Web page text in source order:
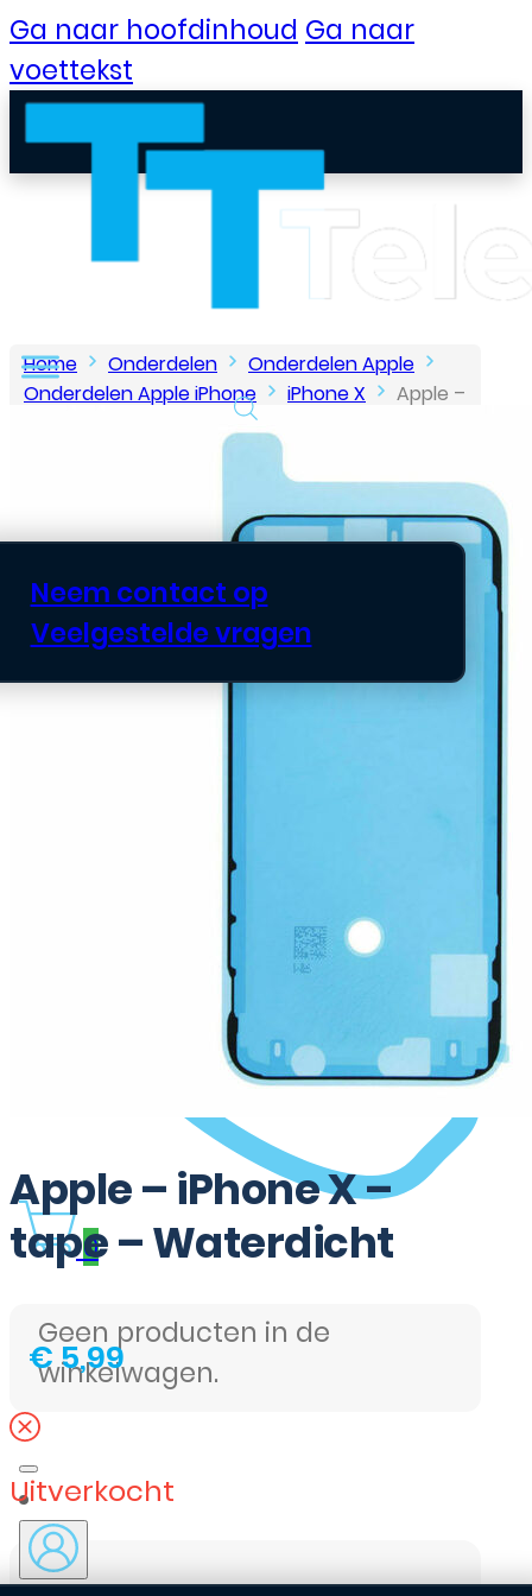
Ga naar hoofdinhoud Ga naar
voettekst
Neem contact op
Veelgestelde vragen
0
Geen producten in de
winkelwagen.
Home Onderdelen
Onderdelen Apple
Onderdelen Apple iPhone
iPhone X
Apple –
iPhone X – tape – Waterdicht
Apple – iPhone X –
tape – Waterdicht
€5,99
Uitverkocht